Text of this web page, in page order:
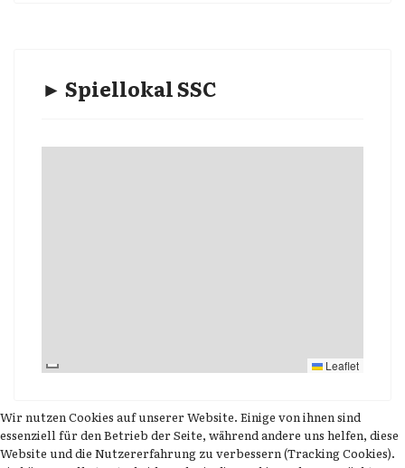
► Spiellokal SSC
Leaflet
Wir nutzen Cookies auf unserer Website. Einige von ihnen sind
essenziell für den Betrieb der Seite, während andere uns helfen, diese
Website und die Nutzererfahrung zu verbessern (Tracking Cookies).